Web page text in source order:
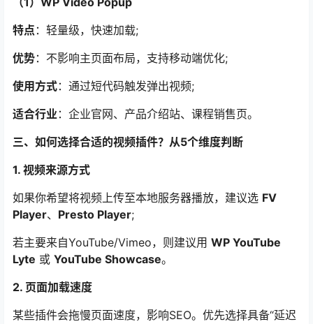
特点 ：轻量级，快速加载;
优势：不影响主页面布局，支持移动端优化;
使用方式：通过短代码触发弹出视频;
适合行业：企业官网、产品介绍站、课程销售页。
三、如何选择合适的视频插件？从5个维度判断
1. 视频来源方式
如果你希望将视频上传至本地服务器播放，建议选 FV
Player、 Presto Player;
若主要来自YouTube/Vimeo，则建议用 WP YouTube
Lyte 或 YouTube Showcase。
2. 页面加载速度
某些插件会拖慢页面速度，影响SEO。优先选择具备“延迟